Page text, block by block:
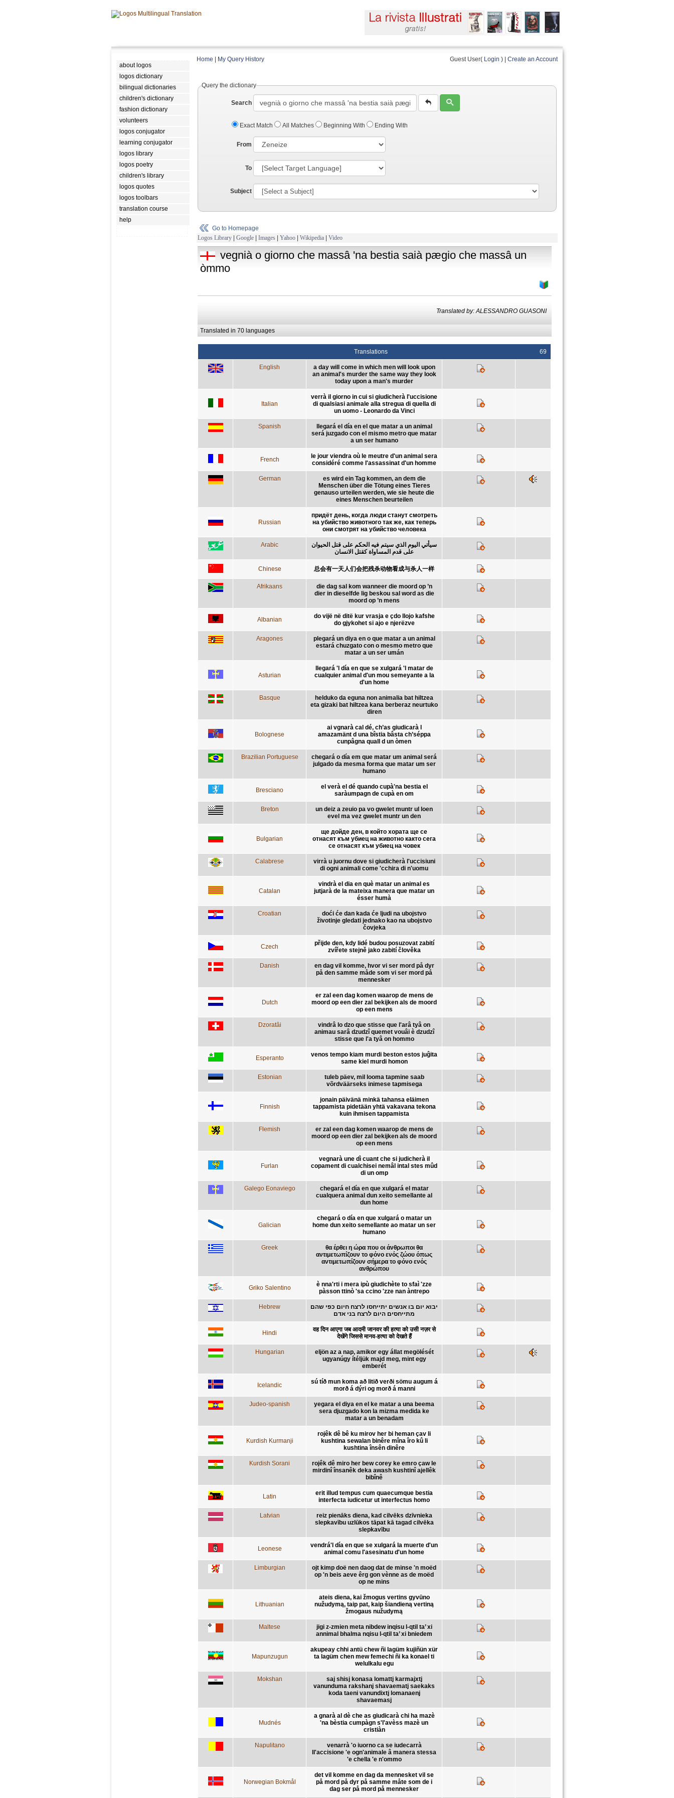
about logos
logos dictionary
bilingual dictionaries
children's dictionary
fashion dictionary
volunteers
logos conjugator
learning conjugator
logos library
logos poetry
children's library
logos quotes
logos toolbars
translation course
help
Home My Query History Guest User( Login ) | Create an Account
Query the dictionary
Search
Exact Match All Matches Beginning With Ending With
From
To
Subject
Go to Homepage
Logos Library | Google | Images | Yahoo | Wikipedia | Video
vegnià o giorno che massâ 'na bestia saià pægio che massâ un
òmmo
Translated by: ALESSANDRO GUASONI
Translated in 70 languages
Translations 69
English
a day will come in which men will look upon
an animal's murder the same way they look
today upon a man's murder
Italian
verrà il giorno in cui si giudicherà l'uccisione
di qualsiasi animale alla stregua di quella di
un uomo - Leonardo da Vinci
Spanish
llegará el día en el que matar a un animal
será juzgado con el mismo metro que matar
a un ser humano
French
le jour viendra où le meutre d'un animal sera
considéré comme l'assassinat d'un homme
German
es wird ein Tag kommen, an dem die
Menschen über die Tötung eines Tieres
genauso urteilen werden, wie sie heute die
eines Menschen beurteilen
Russian
придёт день, когда люди станут смотреть
на убийство животного так же, как теперь
они смотрят на убийство человека
Arabic
سيأتي اليوم الذي سيتم فيه الحكم على قتل الحيوان
على قدم المساواة كقتل الانسان
Chinese 总会有一天人们会把残杀动物看成与杀人一样
Afrikaans
die dag sal kom wanneer die moord op ’n
dier in dieselfde lig beskou sal word as die
moord op ’n mens
Albanian
do vijë në ditë kur vrasja e çdo llojo kafshe
do gjykohet si ajo e njerëzve
Aragones
plegará un diya en o que matar a un animal
estará chuzgato con o mesmo metro que
matar a un ser umán
Asturian
llegará 'l día en que se xulgará 'l matar de
cualquier animal d'un mou semeyante a la
d'un home
Basque
helduko da eguna non animalia bat hiltzea
eta gizaki bat hiltzea kana berberaz neurtuko
diren
Bolognese
ai vgnarà cal dé, ch’as giudicarà l
amazamänt d una bîstia bâsta ch’séppa
cunpâgna quall d un òmen
Brazilian Portuguese
chegará o día em que matar um animal será
julgado da mesma forma que matar um ser
humano
Bresciano
el verà el dé quando cupà'na bestia el
saràumpagn de cupà en om
Breton
un deiz a zeuio pa vo gwelet muntr ul loen
evel ma vez gwelet muntr un den
Bulgarian
ще дойде ден, в който хората ще се
отнасят към убиец на животно както сега
се отнасят към убиец на човек
Calabrese
virrà u juornu dove si giudicherà l'uccisiuni
di ogni animali come 'cchira di n'uomu
Catalan
vindrà el dia en què matar un animal es
jutjarà de la mateixa manera que matar un
ésser humà
Croatian
doći će dan kada će ljudi na ubojstvo
životinje gledati jednako kao na ubojstvo
čovjeka
Czech
přijde den, kdy lidé budou posuzovat zabití
zvířete stejně jako zabití člověka
Danish
en dag vil komme, hvor vi ser mord på dyr
på den samme måde som vi ser mord på
mennesker
Dutch
er zal een dag komen waarop de mens de
moord op een dier zal bekijken als de moord
op een mens
Dzoratâi
vindrâ lo dzo que stisse que l'arâ tyâ on
animau sarâ dzudzî quemet vouâi è dzudzî
stisse que l'a tyâ on hommo
Esperanto
venos tempo kiam murdi beston estos juĝita
same kiel murdi homon
Estonian
tuleb päev, mil looma tapmine saab
võrdväärseks inimese tapmisega
Finnish
jonain päivänä minkä tahansa eläimen
tappamista pidetään yhtä vakavana tekona
kuin ihmisen tappamista
Flemish
er zal een dag komen waarop de mens de
moord op een dier zal bekijken als de moord
op een mens
Furlan
vegnarà une dì cuant che si judicherà il
copament di cualchisei nemâl intal stes mûd
di un omp
Galego Eonaviego
chegará el día en que xulgará el matar
cualquera animal dun xeito semellante al
dun home
Galician
chegará o día en que xulgará o matar un
home dun xeito semellante ao matar un ser
humano
Greek
θα έρθει η ώρα που οι άνθρωποι θα
αντιμετωπίζουν το φόνο ενός ζώου όπως
αντιμετωπίζουν σήμερα το φόνο ενός
ανθρώπου
Griko Salentino
è nna'rti i mera ipù giudichète to sfaì 'zze
pàsson ttinò 'sa ccino 'zze nan àntrepo
Hebrew
יבוא יום בו אנשים יתייחסו לרצח חיום כפי שהם
מתייחסים היום לרצח בני אדם
Hindi
वह दिन आएगा जब आदमी जानवर की हत्या को उसी नज़र से
देखेंगे जिससे मानव-हत्या को देखते हैं
Hungarian
eljön az a nap, amikor egy állat megölését
ugyanúgy ítéljük majd meg, mint egy
emberét
Icelandic
sú tíð mun koma að litið verði sömu augum á
morð á dýri og morð á manni
Judeo-spanish
yegara el diya en el ke matar a una beema
sera djuzgado kon la mizma medida ke
matar a un benadam
Kurdish Kurmanji
rojêk dê bê ku mirov her bi heman çav li
kushtina sewalan binêre mîna îro kû li
kushtina însên dinêre
Kurdish Sorani
rojêk dê miro her bew corey ke emro çaw le
mirdinî însanêk deka awash kushtinî ajellêk
bibînê
Latin
erit illud tempus cum quaecumque bestia
interfecta iudicetur ut interfectus homo
Latvian
reiz pienāks diena, kad cilvēks dzīvnieka
slepkavību uzlūkos tāpat kā tagad cilvēka
slepkavību
Leonese
vendrá'l día en que se xulgará la muerte d'un
animal comu l'asesinatu d'un home
Limburgian
ojt kimp doë nen daog dat de minse 'n moëd
op 'n beis aeve êrg gon vènne as de moëd
op ne mins
Lithuanian
ateis diena, kai žmogus vertins gyvūno
nužudymą, taip pat, kaip šiandieną vertiną
žmogaus nužudymą
Maltese
jigi z-zmien meta nibdew inqisu l-qtil ta’ xi
annimal bhalma nqisu l-qtil ta’ xi bniedem
Mapunzugun
akupeay chhi antü chew ñi lagüm kujiñün xür
ta lagüm chen mew femechi ñi ka konael ti
welulkalu egu
Mokshan
saj shisj konasa lomattj karmajxtj
vanunduma rakshanj shavaematj saekaks
koda taeni vanundixtj lomanaenj
shavaemasj
Mudnés
a gnarà al dè che as giudicarà chi ha mazè
'na bèstia cumpàgn s'l'avèss mazè un
cristiàn
Napulitano
venarrà 'o iuorno ca se iudecarrà
ll'accisione 'e ogn'animale â manera stessa
'e chella 'e n'ommo
Norwegian Bokmål
det vil komme en dag da mennesket vil se
på mord på dyr på samme måte som de i
dag ser på mord på mennesker